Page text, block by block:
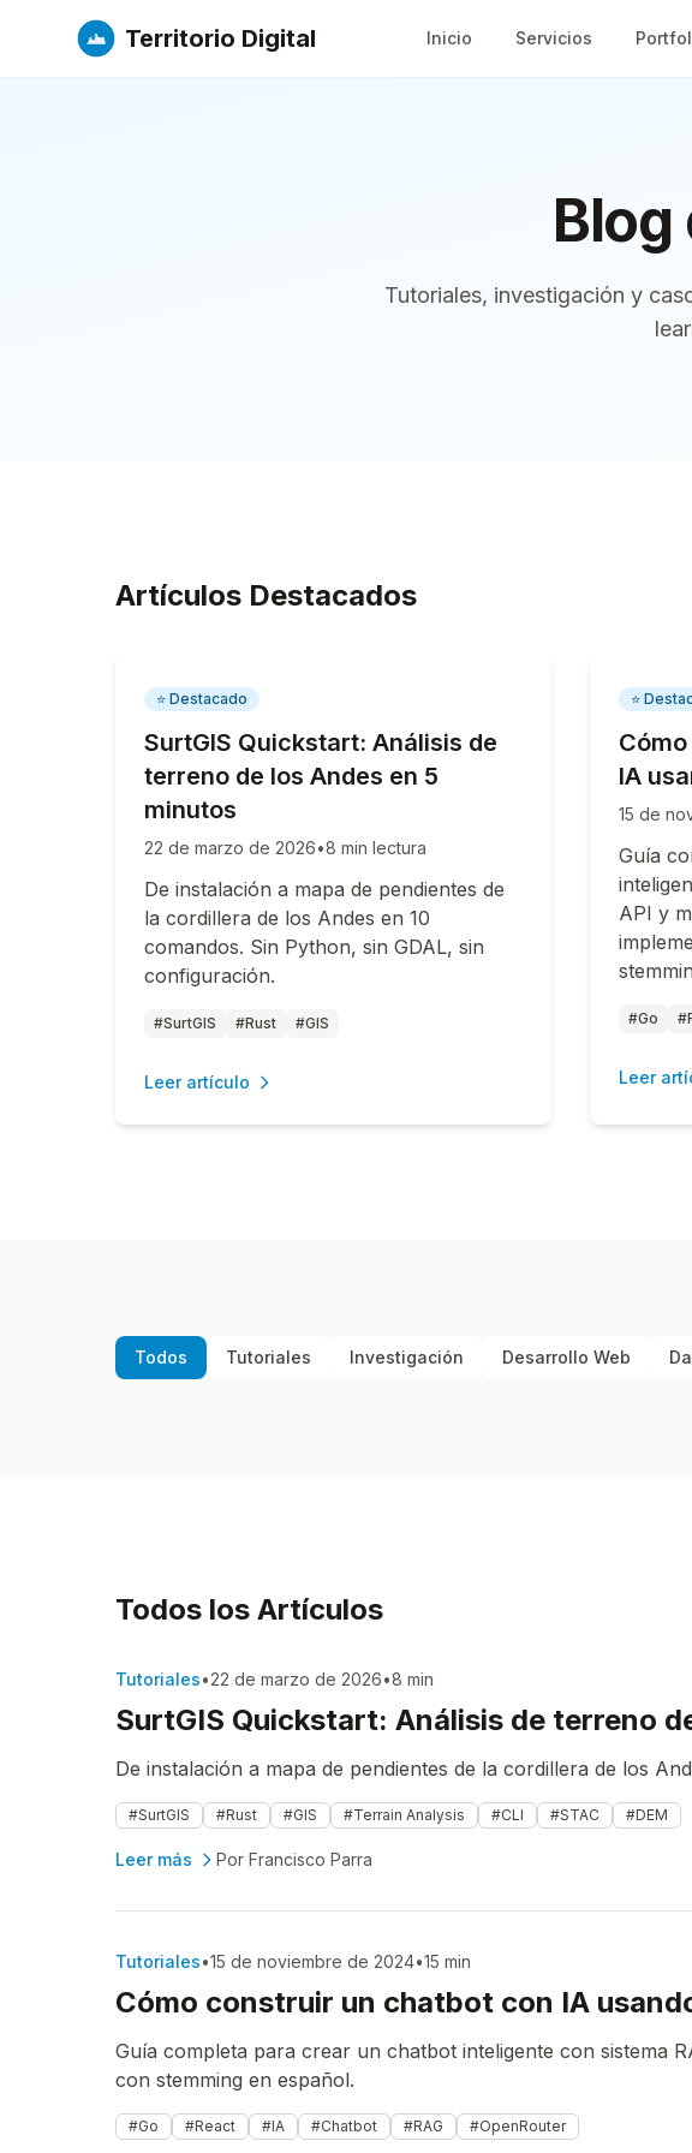
Territorio Digital Inicio Servicios
Blog
Tutoriales, investigación y
Artículos Destacados
⭐ Destacado
SurtGIS Quickstart: Análisis de
terreno de los Andes en 5
minutos
22 de marzo de 2026•8 min lectura
De instalación a mapa de pendientes de
la cordillera de los Andes en 10
comandos. Sin Python, sin GDAL, sin
configuración.
#SurtGIS #Rust #GIS
Leer artículo
⭐
IA
15 de
Guía
API y
#Go
Leer
Todos Tutoriales Investigación Desarrollo Web
Todos los Artículos
Tutoriales•22 de marzo de 2026•8 min
SurtGIS Quickstart: Análisis de terreno
De instalación a mapa de pendientes de la cordillera de los
#SurtGIS #Rust #GIS #Terrain Analysis #CLI #STAC #DEM
Leer más Por Francisco Parra
Tutoriales•15 de noviembre de 2024•15 min
Cómo construir un chatbot con IA
Guía completa para crear un chatbot inteligente con sistema
con stemming en español.
#Go #React #IA #Chatbot #RAG #OpenRouter